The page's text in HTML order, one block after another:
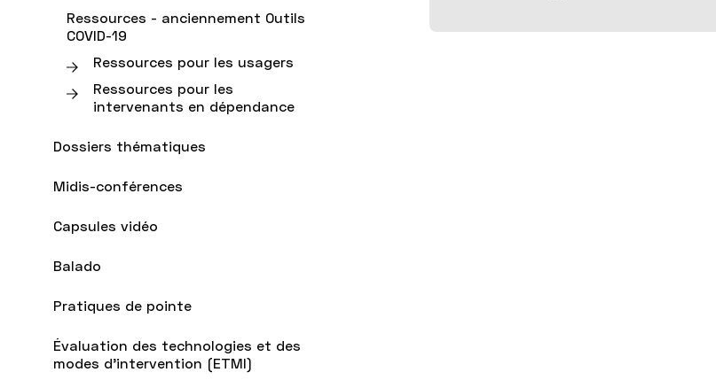
Ressources - anciennement Outils
COVID-19
Ressources pour les usagers
Ressources pour les
intervenants en dépendance
Dossiers thématiques
Midis-conférences
Capsules vidéo
Balado
Pratiques de pointe
Évaluation des technologies et des
modes d'intervention (ETMI)